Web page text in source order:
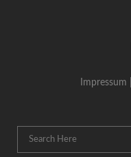
Impressum |